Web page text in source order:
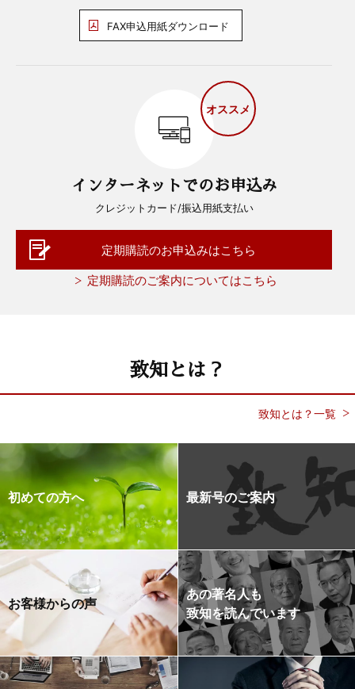
FAX申込用紙ダウンロード
オススメ
インターネットでのお申込み
クレジットカード/振込用紙支払い
定期購読のお申込みはこちら
定期購読のご案内についてはこちら
致知とは？
致知とは？一覧
初めての方へ 最新号のご案内
お客様からの声
あの著名人も
致知を読んでいます